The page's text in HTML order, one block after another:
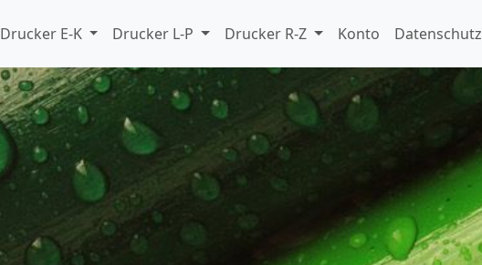
Drucker E-K Drucker L-P Drucker R-Z Konto Datenschutz